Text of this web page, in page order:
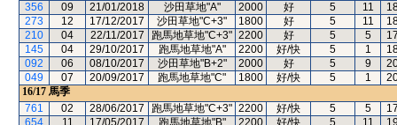
356
09 21/01/2018 沙田草地"A" 2000 好 5 11
273
12 17/12/2017 沙田草地"C+3" 1800 好 5 11
210
04 22/11/2017 跑馬地草地"C+3" 2200 好 5 5
145
04 29/10/2017 跑馬地草地"A" 2200 好/快 5 1
092
06 08/10/2017 沙田草地"B+2" 2000 好 5 9
049
07 20/09/2017 跑馬地草地"C" 1800 好/快 5 1
16/17 馬季
761
02 28/06/2017 跑馬地草地"C+3" 2200 好/快 5 5
654
11 17/05/2017 跑馬地草地"B" 2200 好/快 5 11